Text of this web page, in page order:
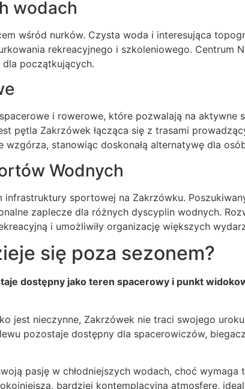
wodach
wśród nurków. Czysta woda i interesująca
rekreacyjnego i szkoleniowego. Centrum
początkujących.
i rowerowe, które pozwalają na aktywne
pętla Zakrzówek łącząca się z trasami
stanowiąc doskonałą alternatywę dla
Wodnych
sportowej na Zakrzówku.
zaplecze dla różnych dyscyplin wodnych.
i umożliwiły organizację większych
się poza sezonem?
dostępny jako teren spacerowy i punkt
jest nieczynne, Zakrzówek nie traci swojego
pozostaje dostępny dla spacerowiczów,
pasję w chłodniejszych wodach, choć
bardziej kontemplacyjną atmosferę,